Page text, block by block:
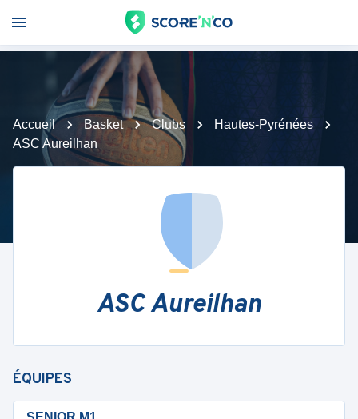
Accueil Basket Clubs
Hautes-Pyrénées
ASC Aureilhan
ASC Aureilhan
ÉQUIPES